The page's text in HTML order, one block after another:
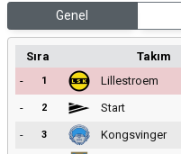
Genel
Sıra Takım
-
1 Lillestroem
-
2 Start
-
3 Kongsvinger